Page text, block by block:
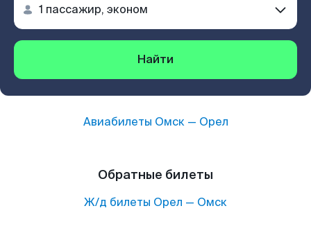
Найти
Авиабилеты Омск— Орел
Обратные билеты
Ж/д билеты Орел — Омск